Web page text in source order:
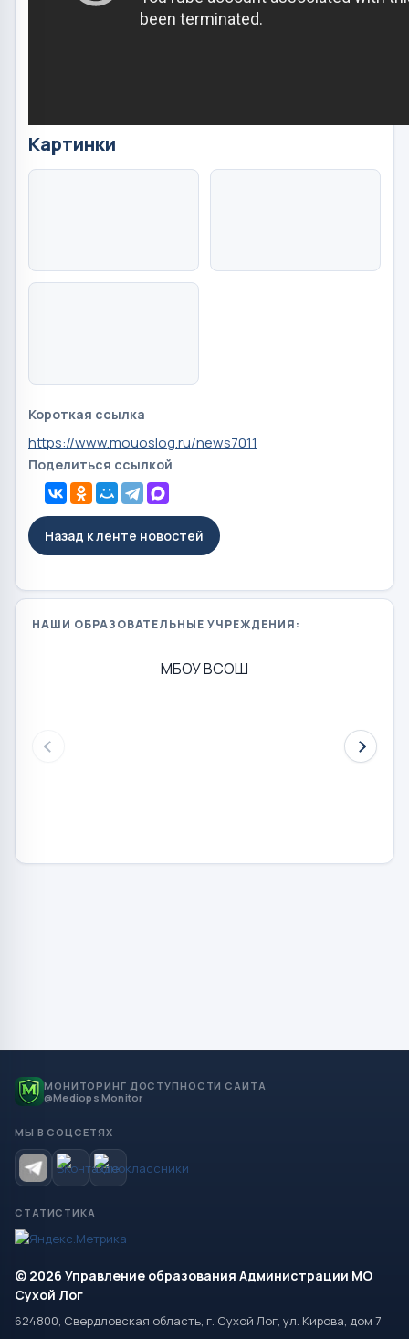
Картинки
Короткая ссылка
https://www.mouoslog.ru/news7011
Поделиться ссылкой
Назад к ленте новостей
НАШИ ОБРАЗОВАТЕЛЬНЫЕ УЧРЕЖДЕНИЯ:
МБОУ ВСОШ
МОНИТОРИНГ ДОСТУПНОСТИ САЙТА
@Mediops Monitor
МЫ В СОЦСЕТЯХ
СТАТИСТИКА
© 2026 Управление образования Администрации МО
Сухой Лог
624800, Свердловская область, г. Сухой Лог, ул. Кирова, дом 7